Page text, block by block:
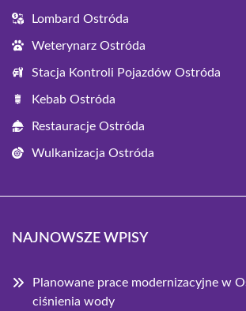
Lombard Ostróda
Weterynarz Ostróda
Stacja Kontroli Pojazdów Ostróda
Kebab Ostróda
Restauracje Ostróda
Wulkanizacja Ostróda
NAJNOWSZE WPISY
Planowane prace modernizacyjne w
ciśnienia wody